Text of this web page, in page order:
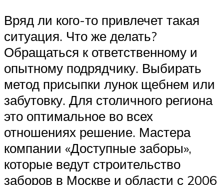
Вряд ли кого-то привлечет такая
ситуация. Что же делать?
Обращаться к ответственному и
опытному подрядчику. Выбирать
метод присыпки лунок щебнем или
забутовку. Для столичного региона
это оптимальное во всех
отношениях решение. Мастера
компании «Доступные заборы»,
которые ведут строительство
заборов в Москве и области с 2006